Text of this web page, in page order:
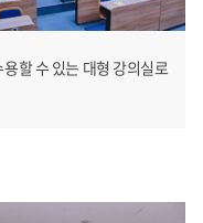
할 수 있는 대형 강의실로